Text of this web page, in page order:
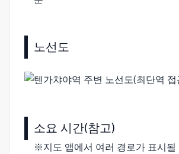
노선도
소요 시간(참고)
※지도 앱에서 여러 경로가 표시될